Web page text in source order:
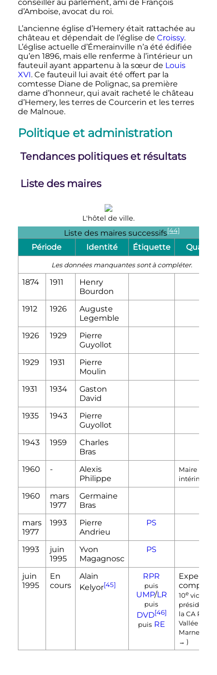
conseiller au parlement, ami de François
d’Amboise, avocat du roi.
L’ancienne église d’Hemery était rattachée au
château et dépendait de l’église de Croissy.
L’église actuelle d’Émerainville n’a été édifiée
qu’en 1896, mais elle renferme à l’intérieur un
fauteuil ayant appartenu à la sœur de Louis
XVI. Ce fauteuil lui avait été offert par la
comtesse Diane de Polignac, sa première
dame d’honneur, qui avait racheté le château
d’Hemery, les terres de Courcerin et les terres
de Malnoue.
Politique et administration
Tendances politiques et résultats
Liste des maires
L'hôtel de ville.
Liste des maires successifs[44]
Période Identité Étiquette Qualité
Les données manquantes sont à compléter.
1874 1911
Henry
Bourdon
1912
1926
Auguste
Legemble
1926
1929
Pierre
Guyollot
1929
1931
Pierre
Moulin
1931
1934
Gaston
David
1935
1943
Pierre
Guyollot
1943
1959
Charles
Bras
1960
-
Alexis
Philippe
Maire par
intérim
1960
mars
1977
Germaine
Bras
mars
1977
1993
Pierre
Andrieu
PS
1993
juin
1995
Yvon
Magagnosc
PS
juin
1995
En
cours
Alain
Kelyor[45]
RPR
puis
UMP/LR
puis
DVD[46]
puis RE
Expert-
10evice-
président
la CA Paris -
Vallée de la
Marne
→ )